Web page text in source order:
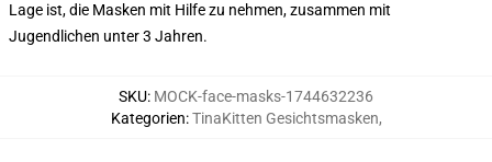
Lage ist, die Masken mit Hilfe zu nehmen, zusammen mit
Jugendlichen unter 3 Jahren.
SKU: MOCK-face-masks-1744632236
Kategorien:TinaKitten Gesichtsmasken,